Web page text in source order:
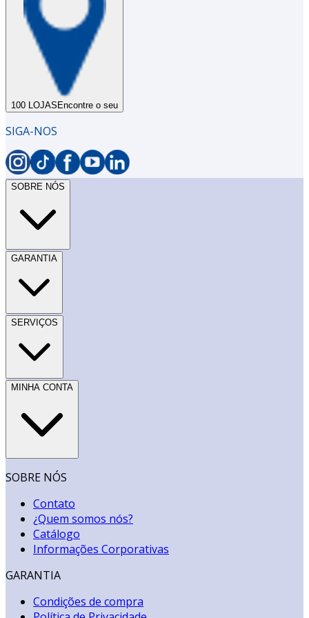
100 LOJAS Encontre o seu
SIGA-NOS
SOBRE NÓS
GARANTIA
SERVIÇOS
MINHA CONTA
SOBRE NÓS
Contato
¿Quem somos nós?
Catálogo
Informações Corporativas
GARANTIA
Condições de compra